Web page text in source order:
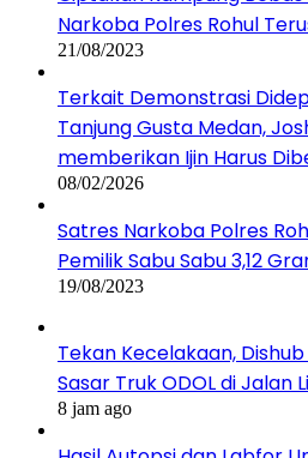
Narkoba Polres Rohul
21/08/2023
Terkait Demonstrasi
Tanjung Gusta Medan,
memberikan Ijin Harus
08/02/2026
Satres Narkoba Polres
Pemilik Sabu Sabu 3,12
19/08/2023
Tekan Kecelakaan,
Sasar Truk ODOL di Jalan
8 jam ago